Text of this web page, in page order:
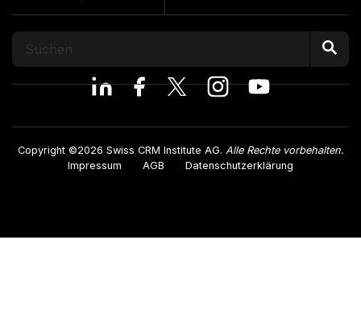
Copyright ©2026 Swiss CRM Institute AG. Alle Rechte vorbehalten.
Impressum
AGB Datenschutzerklärung